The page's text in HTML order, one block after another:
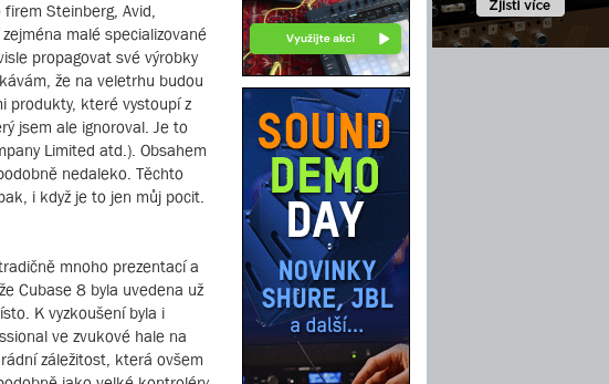
Steinberg, Avid,
malé specializované
propagovat své výrobky
že na veletrhu budou
produkty, které vystoupí z
jsem ale ignoroval. Je to
Limited atd.). Obsahem
nedaleko. Těchto
i když je to jen můj pocit.
mnoho prezentací a
Cubase 8 byla uvedena už
K vyzkoušení byla i
ve zvukové hale na
záležitost, která ovšem